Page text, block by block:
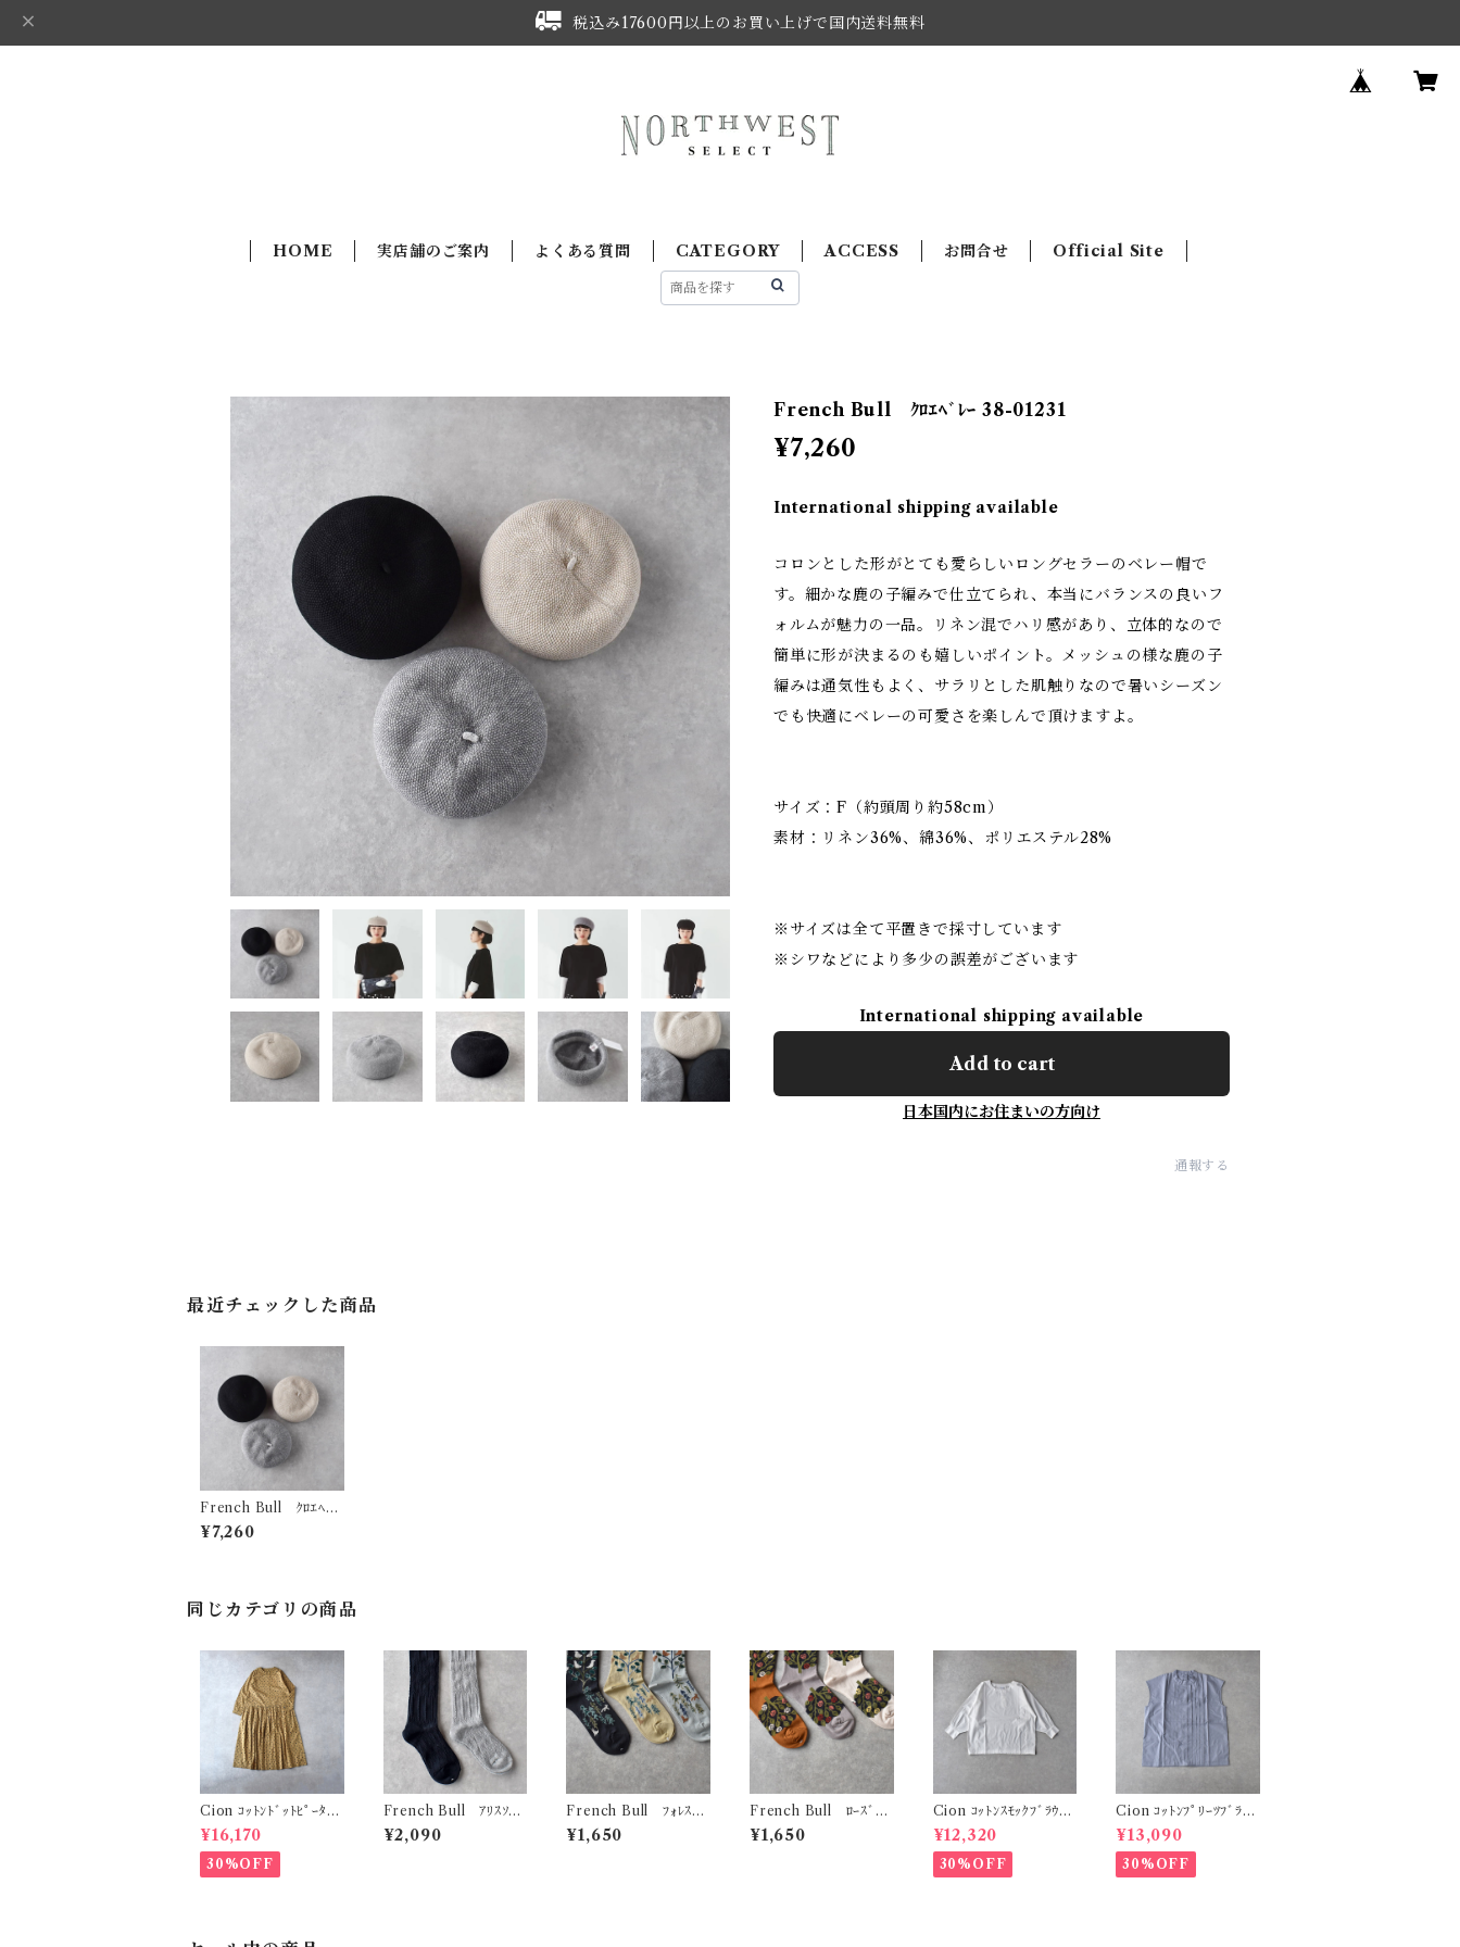
税込み17600円以上のお買い上げで国内送料無料
HOME 実店舗のご案内 よくある質問 CATEGORY ACCESS お問合せ Official Site
French Bull ｸﾛｴﾍﾞﾚｰ 38-01231
¥7,260
International shipping available
コロンとした形がとても愛らしいロングセラーのベレー帽で
す。細かな鹿の子編みで仕立てられ、本当にバランスの良いフ
ォルムが魅力の一品。リネン混でハリ感があり、立体的なので
簡単に形が決まるのも嬉しいポイント。メッシュの様な鹿の子
編みは通気性もよく、サラリとした肌触りなので暑いシーズン
でも快適にベレーの可愛さを楽しんで頂けますよ。
サイズ：F（約頭周り約58cm）
素材：リネン36%、綿36%、ポリエステル28%
※サイズは全て平置きで採寸しています
※シワなどにより多少の誤差がございます
International shipping available
Add to cart
日本国内にお住まいの方向け
通報する
最近チェックした商品
French Bull ｸﾛｴﾍﾞﾚ
ｰ 38-01231
¥7,260
同じカテゴリの商品
Cion ｺｯﾄﾝﾄﾞｯﾄﾋﾟｰﾀｰ
ﾊﾟﾝｶﾗｰﾜﾝﾋﾟｰｽ (ｵﾘｰﾌﾞ
ﾌﾞﾗｳﾝ) 19-25259
¥16,170
30%OFF
French Bull ｱﾘｽｿｯｸ
ｽ 11-25269
¥2,090
French Bull ﾌｫﾚｽﾄｿ
ｯｸｽ 11-26251
¥1,650
French Bull ﾛｰｽﾞｿｯ
ｸｽ 11-26253
¥1,650
Cion ｺｯﾄﾝｽﾓｯｸﾌﾞﾗｳｽ
(ｵﾌﾎﾜｲﾄ) 19-14231
¥12,320
30%OFF
Cion ｺｯﾄﾝﾌﾟﾘｰﾂﾌﾞﾗｳｽ
(ﾌﾞﾙｰｸﾞﾚｰ (ｸﾞﾚｰ系)) 1
9-16231
¥13,090
30%OFF